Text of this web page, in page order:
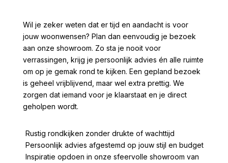
Wil je zeker weten dat er tijd en aandacht is voor
jouw woonwensen? Plan dan eenvoudig je bezoek
aan onze showroom. Zo sta je nooit voor
verrassingen, krijg je persoonlijk advies én alle ruimte
om op je gemak rond te kijken. Een gepland bezoek
is geheel vrijblijvend, maar wel extra prettig. We
zorgen dat iemand voor je klaarstaat en je direct
geholpen wordt.
Rustig rondkijken zonder drukte of wachttijd
Persoonlijk advies afgestemd op jouw stijl en budget
Inspiratie opdoen in onze sfeervolle showroom van